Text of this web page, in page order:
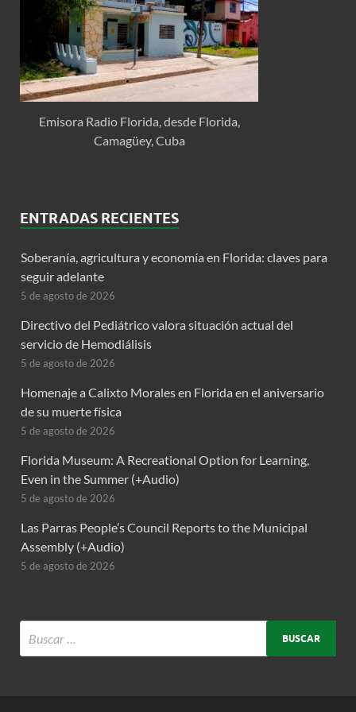
Emisora Radio Florida, desde Florida,
Camagüey, Cuba
ENTRADAS RECIENTES
Soberanía, agricultura y economía en Florida: claves para
seguir adelante
5 de agosto de 2026
Directivo del Pediátrico valora situación actual del
servicio de Hemodiálisis
5 de agosto de 2026
Homenaje a Calixto Morales en Florida en el aniversario
de su muerte física
5 de agosto de 2026
Florida Museum: A Recreational Option for Learning,
Even in the Summer (+Audio)
5 de agosto de 2026
Las Parras People’s Council Reports to the Municipal
Assembly (+Audio)
5 de agosto de 2026